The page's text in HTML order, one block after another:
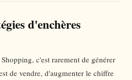
d'enchères
c'est rarement de générer
de vendre, d'augmenter le chiffre